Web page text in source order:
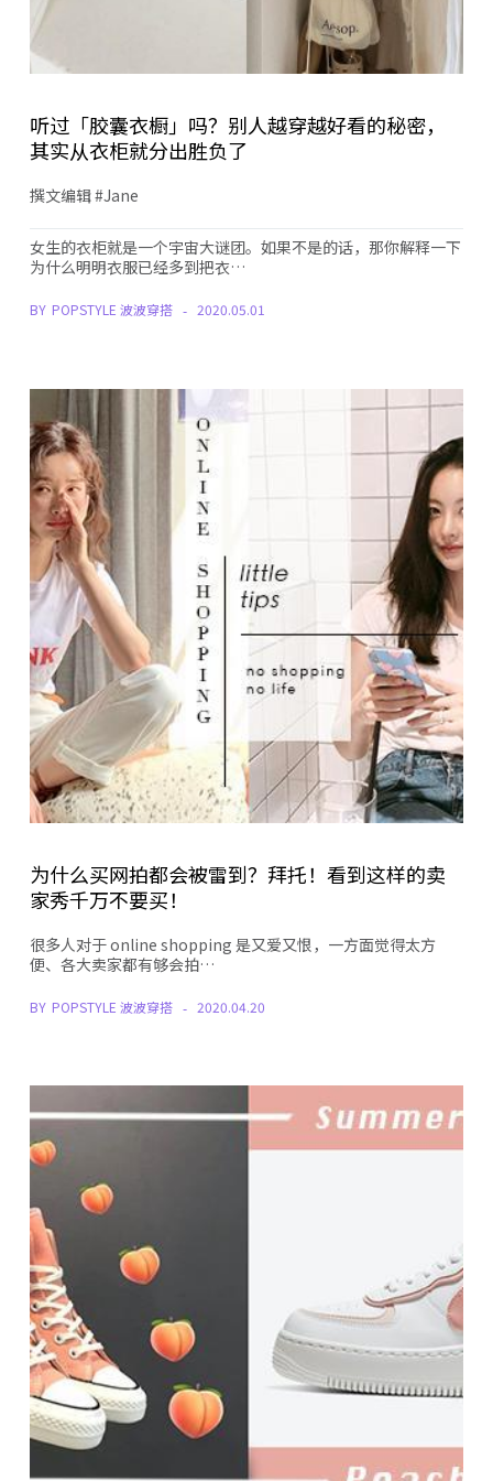
听过「胶囊衣橱」吗？别人越穿越好看的秘密，
其实从衣柜就分出胜负了
撰文编辑 #Jane
女生的衣柜就是一个宇宙大谜团。如果不是的话，那你解释一下
为什么明明衣服已经多到把衣…
BY POPSTYLE 波波穿搭 2020.05.01
为什么买网拍都会被雷到？拜托！看到这样的卖
家秀千万不要买！
很多人对于 online shopping 是又爱又恨，一方面觉得太方
便、各大卖家都有够会拍…
BY POPSTYLE 波波穿搭 2020.04.20